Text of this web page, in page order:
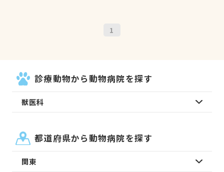
1
診療動物から動物病院を探す
獣医科
都道府県から動物病院を探す
関東